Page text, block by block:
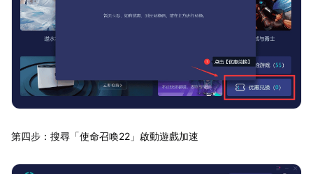
第四步：搜尋「使命召喚22」啟動遊戲加速